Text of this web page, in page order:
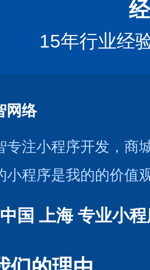
15年行业经
网络
专注小程序开发 ，商
小程序是我的的价值
国 上海 专业小